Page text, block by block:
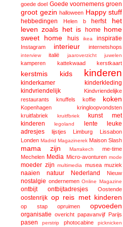
goede doel Goede voornemens groen
groot gezin halloween Happy stuff
hebbedingen Helen b herfst
het
leven zoals het is
home home
sweet home
huis ikea inspiratie
Instagram interieur internetshops
interview italië jaaroverzicht juwelen
kamperen kattekwaad kerstkaart
kerstmis kids kinderen
kinderkamer
kinderkleding
kindvriendelijk
Kindvriendelijke
restaurants
knuffels koffie koken
Kopenhagen
kringloopvondsten
kruitfabriek
kruitfbriek
kunst met
kinderen
legoland lente
leuke
adresjes
lijstjes Limburg
Lissabon
Londen Madrid Magazinerek Maison Slash
mama zijn Marrakech
me-time
Mechelen Media Micro-avonturen mode
moeder zijn multimedia musea muziek
naaien natuur Nederland Nieuw
nostalgie ondernemen Online Magazine
ontbijt ontbijtadresjes Oostende
oostenrijk op reis met kinderen
op stap opruimen opvoeden
organisatie overicht papavanvijf Parijs
pasen perstrip photocabine
picknicken